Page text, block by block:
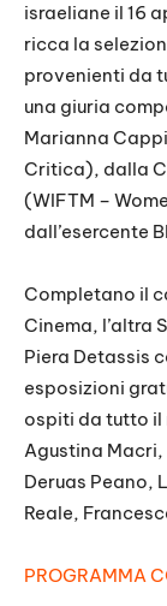
israeliane il 16
ricca la
provenienti da
una giuria
Marianna
Critica), dalla
(WIFTM –
dall’esercente
Completano il
Cinema, l’altra
Piera Detassis
esposizioni
ospiti da tutto il
Agustina
Deruas Peano,
Reale,
PROGRAMMA